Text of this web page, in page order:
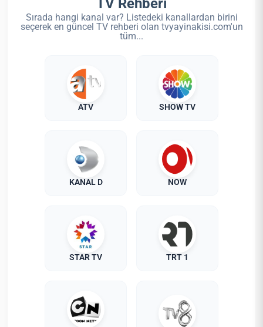
TV Rehberi
Sırada hangi kanal var? Listedeki kanallardan birini
seçerek en güncel TV rehberi olan tvyayinakisi.com'un
tüm...
ATV SHOW TV
KANAL D NOW
STAR TV TRT 1